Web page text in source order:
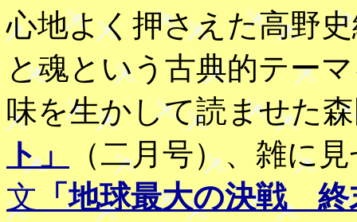
心地よく押さえた高野
と魂という古典的テー
味を生かして読ませた
ト」
（二月号）、雑に
文 「地球最大の決戦